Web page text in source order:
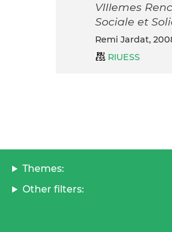
VIIIemes
Sociale et
Remi Jardat,
RIUESS
Themes:
Other filters: